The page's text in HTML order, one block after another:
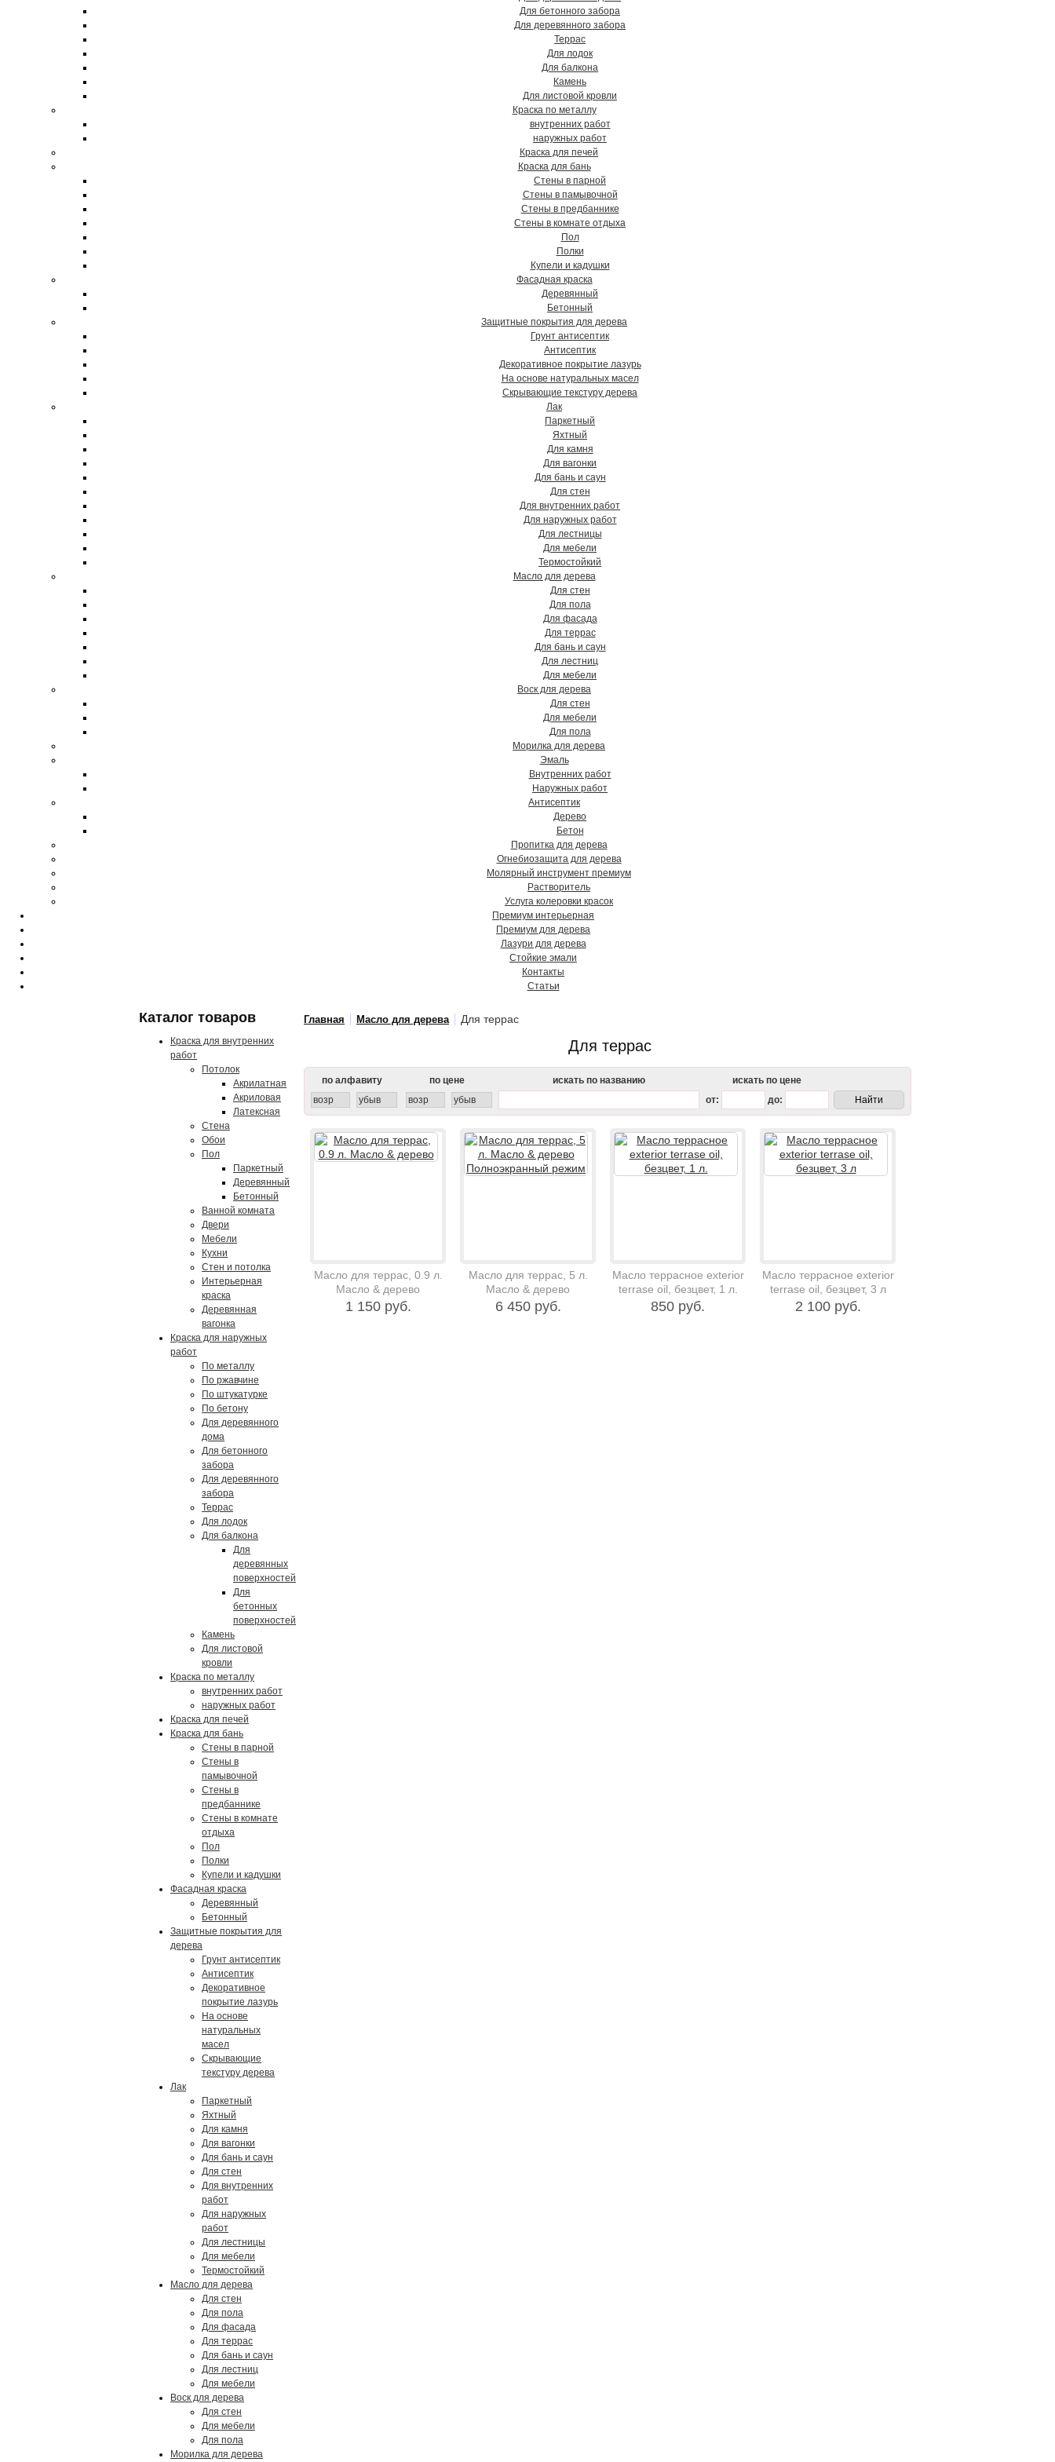
Для бетонного забора
Для деревянного забора
Террас
Для лодок
Для балкона
Камень
Для листовой кровли
Краска по металлу
внутренних работ
наружных работ
Краска для печей
Краска для бань
Стены в парной
Стены в памывочной
Стены в предбаннике
Стены в комнате отдыха
Пол
Полки
Купели и кадушки
Фасадная краска
Деревянный
Бетонный
Защитные покрытия для дерева
Грунт антисептик
Антисептик
Декоративное покрытие лазурь
На основе натуральных масел
Скрывающие текстуру дерева
Лак
Паркетный
Яхтный
Для камня
Для вагонки
Для бань и саун
Для стен
Для внутренних работ
Для наружных работ
Для лестницы
Для мебели
Термостойкий
Масло для дерева
Для стен
Для пола
Для фасада
Для террас
Для бань и саун
Для лестниц
Для мебели
Воск для дерева
Для стен
Для мебели
Для пола
Морилка для дерева
Эмаль
Внутренних работ
Наружных работ
Антисептик
Дерево
Бетон
Пропитка для дерева
Огнебиозащита для дерева
Молярный инструмент премиум
Растворитель
Услуга колеровки красок
Премиум интерьерная
Премиум для дерева
Лазури для дерева
Стойкие эмали
Контакты
Статьи
Каталог товаров
Краска для внутренних
работ
Потолок
Акрилатная
Акриловая
Латексная
Стена
Обои
Пол
Паркетный
Деревянный
Бетонный
Ванной комната
Двери
Мебели
Кухни
Стен и потолка
Интерьерная
краска
Деревянная
вагонка
Краска для наружных
работ
По металлу
По ржавчине
По штукатурке
По бетону
Для деревянного
дома
Для бетонного
забора
Для деревянного
забора
Террас
Для лодок
Для балкона
Для
деревянных
поверхностей
Для
бетонных
поверхностей
Камень
Для листовой
кровли
Краска по металлу
внутренних работ
наружных работ
Краска для печей
Краска для бань
Стены в парной
Стены в
памывочной
Стены в
предбаннике
Стены в комнате
отдыха
Пол
Полки
Купели и кадушки
Фасадная краска
Деревянный
Бетонный
Защитные покрытия для
дерева
Грунт антисептик
Антисептик
Декоративное
покрытие лазурь
На основе
натуральных
масел
Скрывающие
текстуру дерева
Лак
Паркетный
Яхтный
Для камня
Для вагонки
Для бань и саун
Для стен
Для внутренних
работ
Для наружных
работ
Для лестницы
Для мебели
Термостойкий
Масло для дерева
Для стен
Для пола
Для фасада
Для террас
Для бань и саун
Для лестниц
Для мебели
Воск для дерева
Для стен
Для мебели
Для пола
Морилка для дерева
Главная Масло для дерева Для террас
Для террас
по алфавиту по цене искать по названию
искать по цене
возр
убыв возр убыв от: до:
Масло для террас, 0.9 л.
Масло & дерево
1 150 руб.
Масло для террас, 5 л.
Масло & дерево
Полноэкранный режим
6 450 руб.
Масло террасное exterior
terrase oil, безцвет, 1 л.
850 руб.
Масло террасное exterior
terrase oil, безцвет, 3 л
2 100 руб.